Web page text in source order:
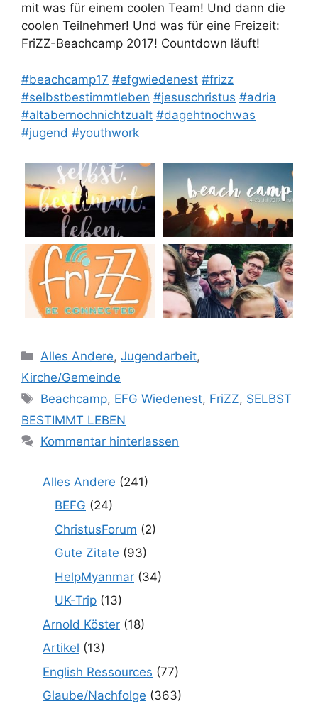
mit was für einem coolen Team! Und dann die
coolen Teilnehmer! Und was für eine Freizeit:
FriZZ-Beachcamp 2017! Countdown läuft!
#beachcamp17 #efgwiedenest #frizz
#selbstbestimmtleben #jesuschristus #adria
#altabernochnichtzualt #dagehtnochwas
#jugend #youthwork
Kategorien
Alles Andere,Jugendarbeit,
Kirche/Gemeinde
Schlagwörter
Beachcamp, EFG Wiedenest, FriZZ, SELBST
BESTIMMT LEBEN
Kommentar hinterlassen
Alles Andere (241)
BEFG (24)
ChristusForum (2)
Gute Zitate (93)
HelpMyanmar (34)
UK-Trip (13)
Arnold Köster (18)
Artikel (13)
English Ressources (77)
Glaube/Nachfolge (363)